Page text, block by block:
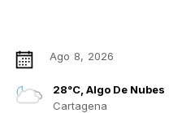
Ago 8, 2026
28°C, Algo De Nubes
Cartagena